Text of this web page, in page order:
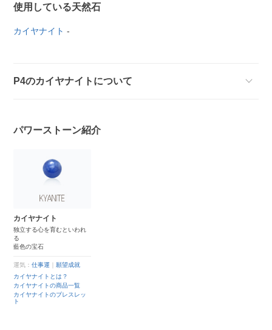
使用している天然石
カイヤナイト -
P4のカイヤナイトについて
パワーストーン紹介
カイヤナイト
独立する心を育むといわれ
る
藍色の宝石
運気：仕事運
願望成就
カイヤナイトとは？
カイヤナイトの商品一覧
カイヤナイトのブレスレッ
ト